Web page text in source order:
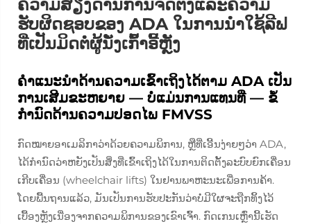
ຄວາມສ່ຽງດ້ານການຈັດຕັ້ງແລະຄວາມ
ຮັບຜິດຊອບຂອງ ADA ໃນການນຳໃຊ້ລີຟ
ທີ່ເປັນມິດຕໍ່ຜູ້ນັ່ງເກົ້າອີ້ຫຼັງ
ຄຳແນະນຳດ້ານຄວາມເຂົ້າເຖິງໄດ້ຕາມ ADA ເປັນ
ການເສີມຂະຫຍາຍ — ບໍ່ແມ່ນການແທນທີ່ — ຂໍ້
ກຳນົດດ້ານຄວາມປອດໄພ FMVSS
ກົດໝາຍອາເມລິກາວ່າດ້ວຍຄວາມພິການ, ຫຼືທີ່ເອີ້ນງ່າຍໆວ່າ ADA,
ໄດ້ກຳນົດວ່າຫຍັງເປັນສິ່ງທີ່ເຂົ້າເຖິງໄດ້ໃນການຕິດຕັ້ງລະບົບຍົກເຄື່ອນ
ເກີບເຄື່ອນ (wheelchair lifts) ໃນຢານພາຫະນະເພື່ອການຄ້າ.
ໂດຍພື້ນຖານແລ້ວ, ມັນເປັນການຮັບປະກັນວ່າບໍ່ມີໃຜຈະຖືກທິ້ງໄວ້
ເບື້ອງຫຼັງເນື່ອງຈາກຄວາມພິການຂອງເຂົາເຈົ້າ. ກົດເກນເຫຼົ່ານີ້ເຮັດ